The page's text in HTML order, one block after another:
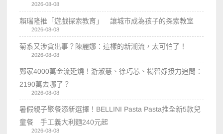
2026-08-08
賴瑞隆推「遊戲探索教育」 讓城市成為孩子的探索教室
2026-08-08
菊系又涉貪出事？陳麗娜：這樣的新潮流，太可怕了！
2026-08-08
鄭家4000萬金流延燒！游淑慧、徐巧芯、楊智妤接力追問：
2190萬去哪了？
2026-08-08
暑假親子聚餐添新選擇！BELLINI Pasta Pasta推全新5款兒
童餐 手工義大利麵240元起
2026-08-08